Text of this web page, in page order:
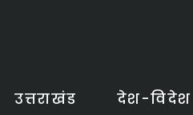
उत्तराखंड देश-विदेश